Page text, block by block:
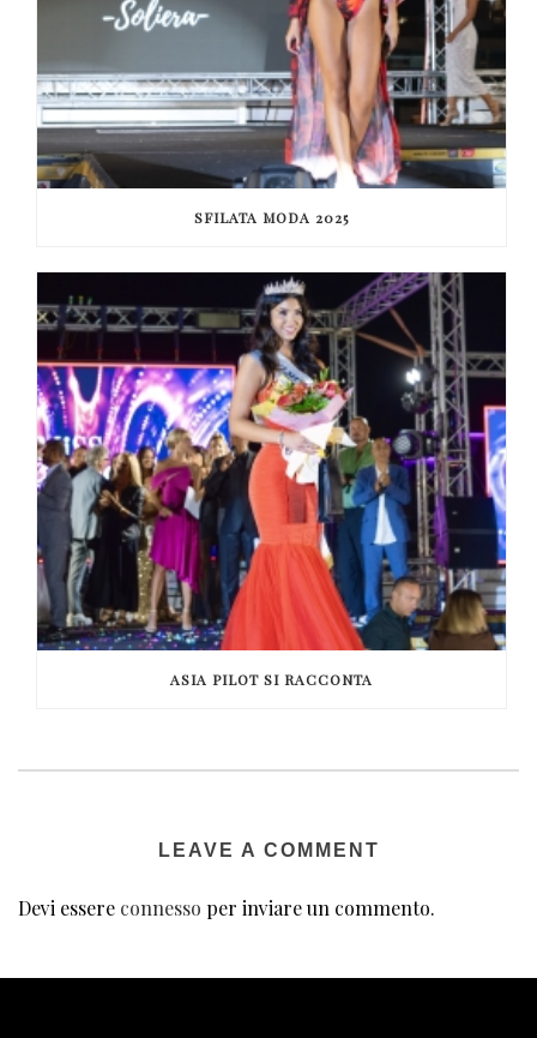
SFILATA MODA 2025
ASIA PILOT SI RACCONTA
LEAVE A COMMENT
Devi essere connesso per inviare un commento.